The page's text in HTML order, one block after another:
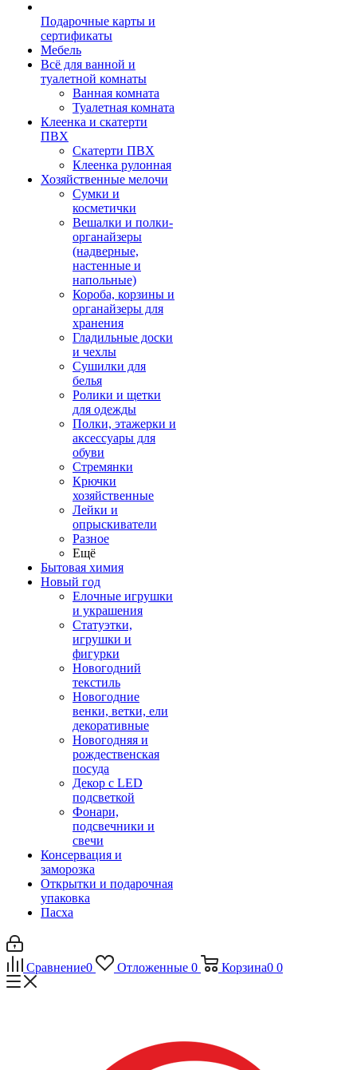
Подарочные карты и
сертификаты
Мебель
Всё для ванной и
туалетной комнаты
Ванная комната
Туалетная комната
Клеенка и скатерти
ПВХ
Скатерти ПВХ
Клеенка рулонная
Хозяйственные мелочи
Сумки и
косметички
Вешалки и полки-
органайзеры
(надверные,
настенные и
напольные)
Короба, корзины и
органайзеры для
хранения
Гладильные доски
и чехлы
Сушилки для
белья
Ролики и щетки
для одежды
Полки, этажерки и
аксессуары для
обуви
Стремянки
Крючки
хозяйственные
Лейки и
опрыскиватели
Разное
Ещё
Бытовая химия
Новый год
Елочные игрушки
и украшения
Статуэтки,
игрушки и
фигурки
Новогодний
текстиль
Новогодние
венки, ветки, ели
декоративные
Новогодняя и
рождественская
посуда
Декор с LED
подсветкой
Фонари,
подсвечники и
свечи
Консервация и
заморозка
Открытки и подарочная
упаковка
Пасха
Сравнение0 Отложенные 0 Корзина0 0